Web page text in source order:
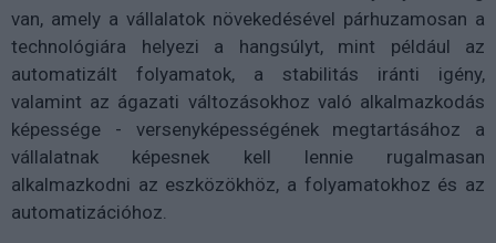
van, amely a vállalatok növekedésével párhuzamosan a
technológiára helyezi a hangsúlyt, mint például az
automatizált folyamatok, a stabilitás iránti igény,
valamint az ágazati változásokhoz való alkalmazkodás
képessége - versenyképességének megtartásához a
vállalatnak képesnek kell lennie rugalmasan
alkalmazkodni az eszközökhöz, a folyamatokhoz és az
automatizációhoz.